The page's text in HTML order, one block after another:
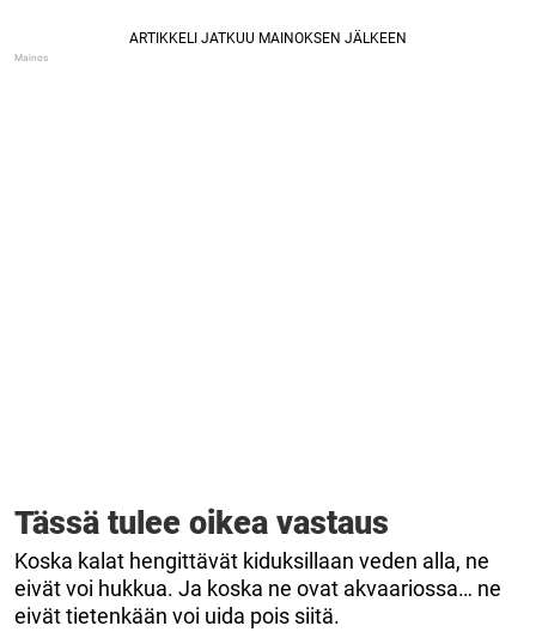
Tässä tulee oikea vastaus
Koska kalat hengittävät kiduksillaan veden alla, ne
eivät voi hukkua. Ja koska ne ovat akvaariossa… ne
eivät tietenkään voi uida pois siitä.